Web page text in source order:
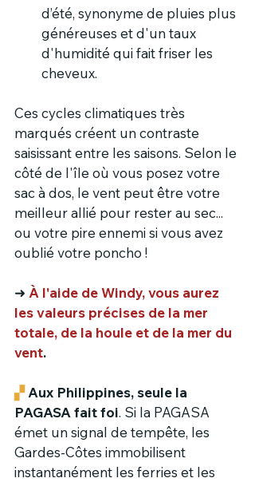
d’été, synonyme de pluies plus
généreuses et d'un taux
d'humidité qui fait friser les
cheveux.
Ces cycles climatiques très
marqués créent un contraste
saisissant entre les saisons. Selon le
côté de l'île où vous posez votre
sac à dos, le vent peut être votre
meilleur allié pour rester au sec...
ou votre pire ennemi si vous avez
oublié votre poncho !
➜ À l'aide de Windy, vous aurez
les valeurs précises de la mer
totale, de la houle et de la mer du
vent.
▞ Aux Philippines, seule la
PAGASA fait foi. Si la PAGASA
émet un signal de tempête, les
Gardes-Côtes immobilisent
instantanément les ferries et les